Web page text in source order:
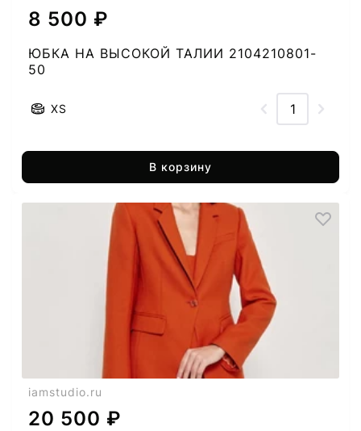
8 500 ₽
ЮБКА НА ВЫСОКОЙ ТАЛИИ 2104210801-
50
XS
В корзину
iamstudio.ru
20 500 ₽